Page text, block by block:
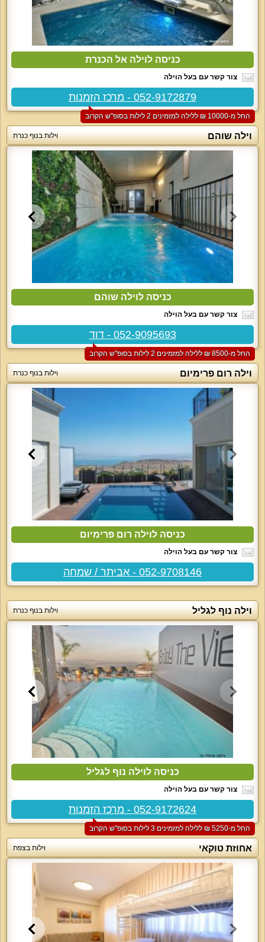
כניסה לוילה אל הכנרת
צור קשר עם בעל הוילה
052-9172879 - מרכז הזמנות
החל מ-‏10000 ₪ ללילה למזמינים 2 לילות בסופ"ש הקרוב
וילה שוהם וילות בנוף כנרת
כניסה לוילה שוהם
צור קשר עם בעל הוילה
052-9095693 - דוד
החל מ-‏8500 ₪ ללילה למזמינים 2 לילות בסופ"ש הקרוב
וילה רום פרימיום וילות בנוף כנרת
כניסה לוילה רום פרימיום
צור קשר עם בעל הוילה
052-9708146 - אביתר / שמחה
וילה נוף לגליל וילות בנוף כנרת
כניסה לוילה נוף לגליל
צור קשר עם בעל הוילה
052-9172624 - מרכז הזמנות
החל מ-‏5250 ₪ ללילה למזמינים 3 לילות בסופ"ש הקרוב
אחוזת טוקאי וילות בצפת